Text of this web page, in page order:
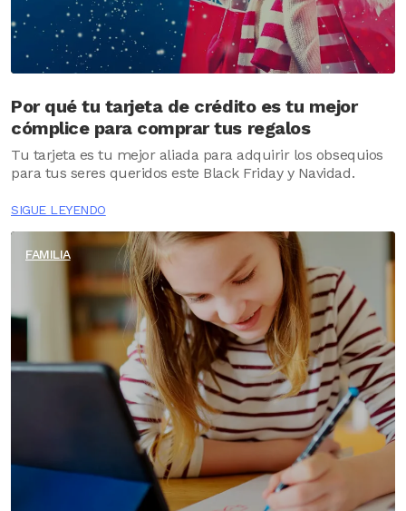
Por qué tu tarjeta de crédito es tu mejor
cómplice para comprar tus regalos
Tu tarjeta es tu mejor aliada para adquirir los obsequios
para tus seres queridos este Black Friday y Navidad.
SIGUE LEYENDO
FAMILIA